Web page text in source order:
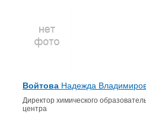
Войтова Надежда
Директор химического
центра